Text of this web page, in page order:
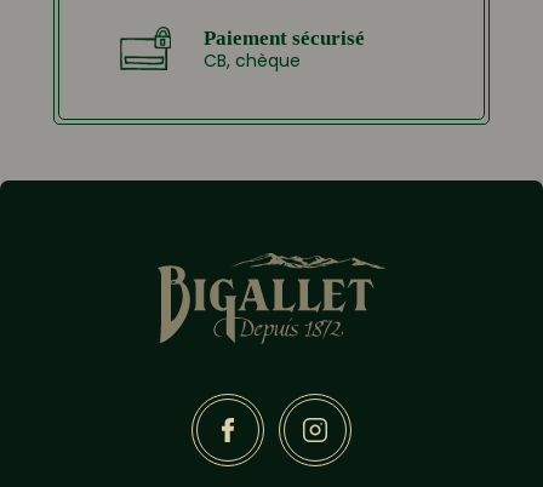
Paiement sécurisé
CB, chèque